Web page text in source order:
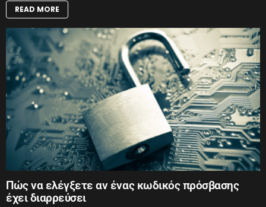
READ MORE
Πώς να ελέγξετε αν ένας κωδικός πρόσβασης
έχει διαρρεύσει